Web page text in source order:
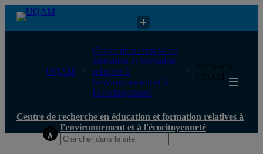
Centre de recherche en éducation et formation relatives à
l'environnement et à l'écocitoyenneté
UQAM
Centre de recherche en
éducation et formation
relatives à
l'environnement et à
l'écocitoyenneté
Recherche
UQAM
Centre de recherche en éducation et formation relatives à
l'environnement et à l'écocitoyenneté